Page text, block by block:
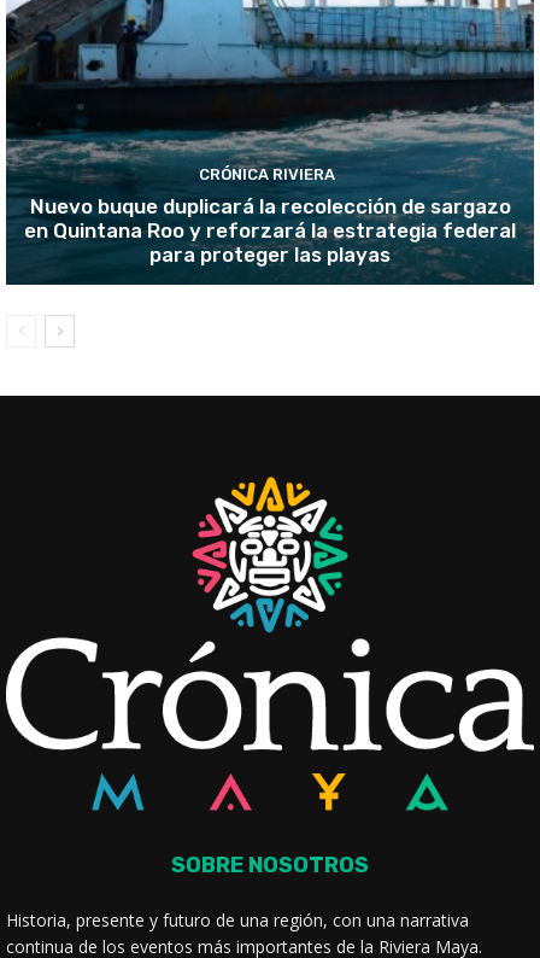
CRÓNICA RIVIERA
Nuevo buque duplicará la recolección de sargazo
en Quintana Roo y reforzará la estrategia federal
para proteger las playas
SOBRE NOSOTROS
Historia, presente y futuro de una región, con una narrativa
continua de los eventos más importantes de la Riviera Maya.